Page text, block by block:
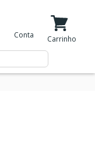
Conta Carrinho